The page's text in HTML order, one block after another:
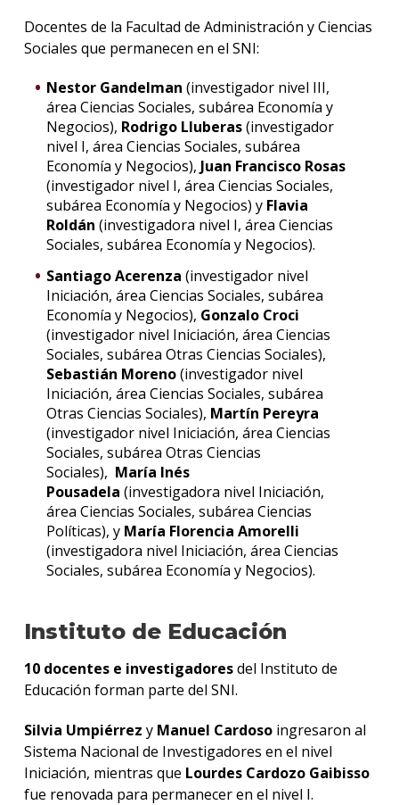
Docentes de la Facultad de Administración y Ciencias
Sociales que permanecen en el SNI:
Nestor Gandelman (investigador nivel III,
área Ciencias Sociales, subárea Economía y
Negocios), Rodrigo Lluberas(investigador
nivel I, área Ciencias Sociales, subárea
Economía y Negocios), Juan Francisco Rosas
(investigador nivel I, área Ciencias Sociales,
subárea Economía y Negocios) y Flavia
Roldán (investigadora nivel I, área Ciencias
Sociales, subárea Economía y Negocios).
Santiago Acerenza (investigador nivel
Iniciación, área Ciencias Sociales, subárea
Economía y Negocios), Gonzalo Croci
(investigador nivel Iniciación, área Ciencias
Sociales, subárea Otras Ciencias Sociales),
Sebastián Moreno(investigador nivel
Iniciación, área Ciencias Sociales, subárea
Otras Ciencias Sociales), Martín Pereyra
(investigador nivel Iniciación, área Ciencias
Sociales, subárea Otras Ciencias
Sociales), María Inés
Pousadela (investigadora nivel Iniciación,
área Ciencias Sociales, subárea Ciencias
Políticas), y María Florencia Amorelli
(investigadora nivel Iniciación, área Ciencias
Sociales, subárea Economía y Negocios).
Instituto de Educación
10 docentes e investigadoresdel Instituto de
Educación forman parte del SNI.
Silvia Umpiérrez y Manuel Cardosoingresaron al
Sistema Nacional de Investigadores en el nivel
Iniciación, mientras que Lourdes Cardozo Gaibisso
fue renovada para permanecer en el nivel I.